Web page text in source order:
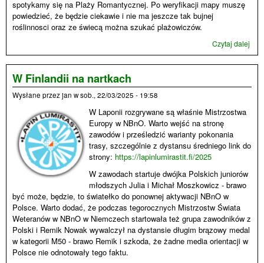
spotykamy się na Plaży Romantycznej. Po weryfikacji mapy muszę
powiedzieć, że będzie ciekawie i nie ma jeszcze tak bujnej
roślinnosci oraz ze świecą można szukać plażowiczów.
Czytaj dalej
Pięć
rund
w
W Finlandii na nartkach
Wysłane przezjan wsob., 22/03/2025 - 19:58
W Laponii rozgrywane są właśnie Mistrzostwa
Europy w NBnO. Warto wejść na stronę
zawodów i prześledzić warianty pokonania
trasy, szczególnie z dystansu średniego link do
strony: https://lapinlumirastit.fi/2025
W zawodach startuje dwójka Polskich juniorów
młodszych Julia i Michał Moszkowicz - brawo
być może, będzie, to światełko do ponownej aktywacji NBnO w
Polsce. Warto dodać, że podczas tegorocznych Mistrzostw Świata
Weteranów w NBnO w Niemczech startowała też grupa zawodników z
Polski i Remik Nowak wywalczył na dystansie długim brązowy medal
w kategorii M50 - brawo Remik i szkoda, że żadne media orientacji w
Polsce nie odnotowały tego faktu.